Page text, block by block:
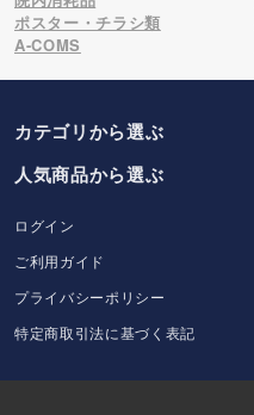
ポスター・チラシ類
A-COMS
カテゴリから選ぶ
人気商品から選ぶ
ログイン
ご利用ガイド
プライバシーポリシー
特定商取引法に基づく表記